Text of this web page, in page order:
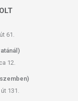
61.
12.
131.